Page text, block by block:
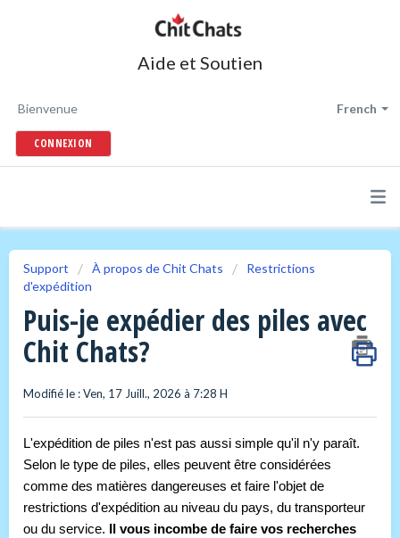
Aide et Soutien
French
Bienvenue
CONNEXION
Support À propos de Chit Chats
Restrictions
d'expédition
Puis-je expédier des piles avec
Chit Chats?
Modifié le : Ven, 17 Juill., 2026 à 7:28 H
L'expédition de piles n'est pas aussi simple qu'il n'y paraît.
Selon le type de piles, elles peuvent être considérées
comme des matières dangereuses et faire l'objet de
restrictions d'expédition au niveau du pays, du transporteur
ou du service.
Il vous incombe de faire vos recherches